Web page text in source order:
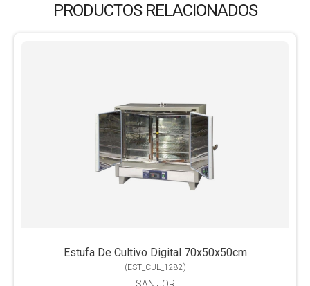
PRODUCTOS RELACIONADOS
Estufa De Cultivo Digital 70x50x50cm
(EST_CUL_1282)